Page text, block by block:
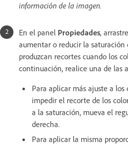
información de la imagen.
En el panel Propiedades,
aumentar o reducir la saturación
produzcan recortes cuando los
continuación, realice una de las
Para aplicar más ajuste a los
impedir el recorte de los
a la saturación, mueva el
derecha.
Para aplicar la misma